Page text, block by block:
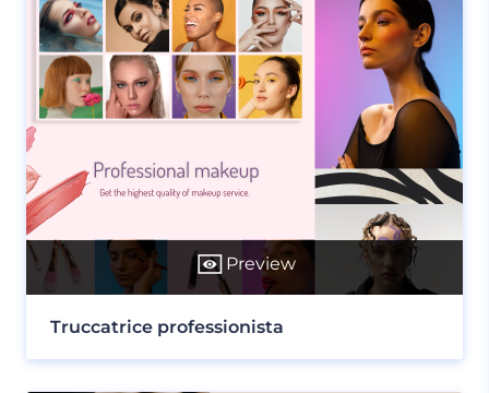
Preview
Truccatrice professionista